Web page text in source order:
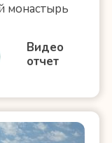
монастырь
Видео
отчет